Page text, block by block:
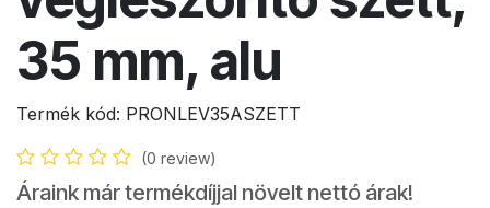
35 mm, alu
Termék kód: PRONLEV35ASZETT
(0 review)
Áraink már termékdíjjal növelt nettó árak!